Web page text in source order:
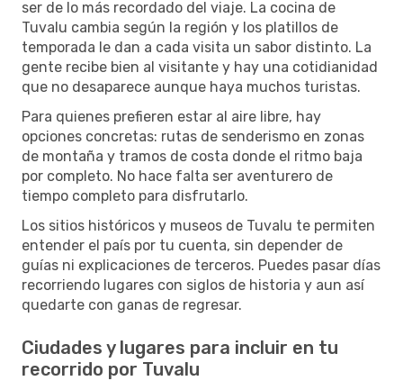
ser de lo más recordado del viaje. La cocina de
Tuvalu cambia según la región y los platillos de
temporada le dan a cada visita un sabor distinto. La
gente recibe bien al visitante y hay una cotidianidad
que no desaparece aunque haya muchos turistas.
Para quienes prefieren estar al aire libre, hay
opciones concretas: rutas de senderismo en zonas
de montaña y tramos de costa donde el ritmo baja
por completo. No hace falta ser aventurero de
tiempo completo para disfrutarlo.
Los sitios históricos y museos de Tuvalu te permiten
entender el país por tu cuenta, sin depender de
guías ni explicaciones de terceros. Puedes pasar días
recorriendo lugares con siglos de historia y aun así
quedarte con ganas de regresar.
Ciudades y lugares para incluir en tu
recorrido por Tuvalu